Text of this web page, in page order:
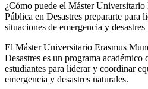
¿Cómo puede el Máster
Pública en Desastres prepararte para
situaciones de emergencia y desastres
El Máster Universitario Erasmus
Desastres es un programa académico
estudiantes para liderar y coordinar
emergencia y desastres naturales.